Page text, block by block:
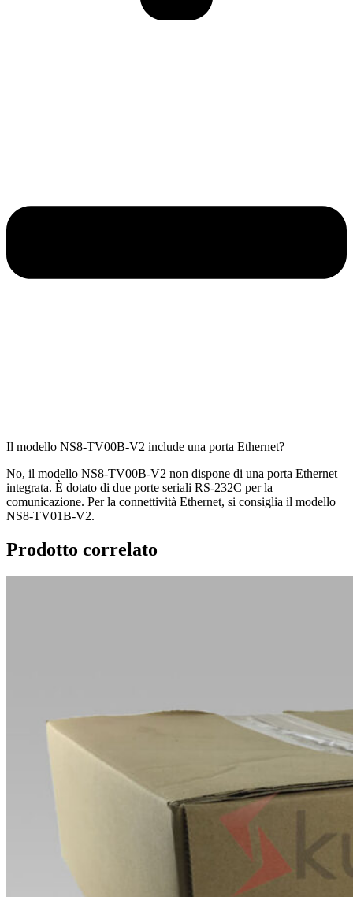
Il modello NS8-TV00B-V2 include una porta Ethernet?
No, il modello NS8-TV00B-V2 non dispone di una porta Ethernet
integrata. È dotato di due porte seriali RS-232C per la
comunicazione. Per la connettività Ethernet, si consiglia il modello
NS8-TV01B-V2.
Prodotto correlato